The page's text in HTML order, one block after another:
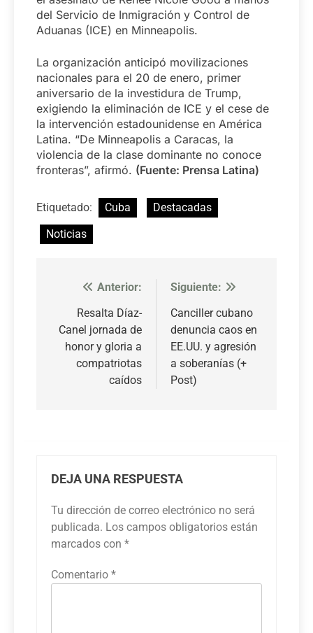
del Servicio de Inmigración y Control de
Aduanas (ICE) en Minneapolis.
La organización anticipó movilizaciones
nacionales para el 20 de enero, primer
aniversario de la investidura de Trump,
exigiendo la eliminación de ICE y el cese de
la intervención estadounidense en América
Latina. “De Minneapolis a Caracas, la
violencia de la clase dominante no conoce
fronteras”, afirmó. (Fuente: Prensa Latina)
Etiquetado: Cuba
Destacadas
Noticias
Navegación
entradas
Anterior:
Resalta Díaz-
Canel jornada de
honor y gloria a
compatriotas
caídos
Siguiente:
Canciller cubano
denuncia caos en
EE.UU. y agresión
a soberanías (+
Post)
DEJA UNA RESPUESTA
Tu dirección de correo electrónico no será
publicada. Los campos obligatorios están
marcados con *
Comentario *